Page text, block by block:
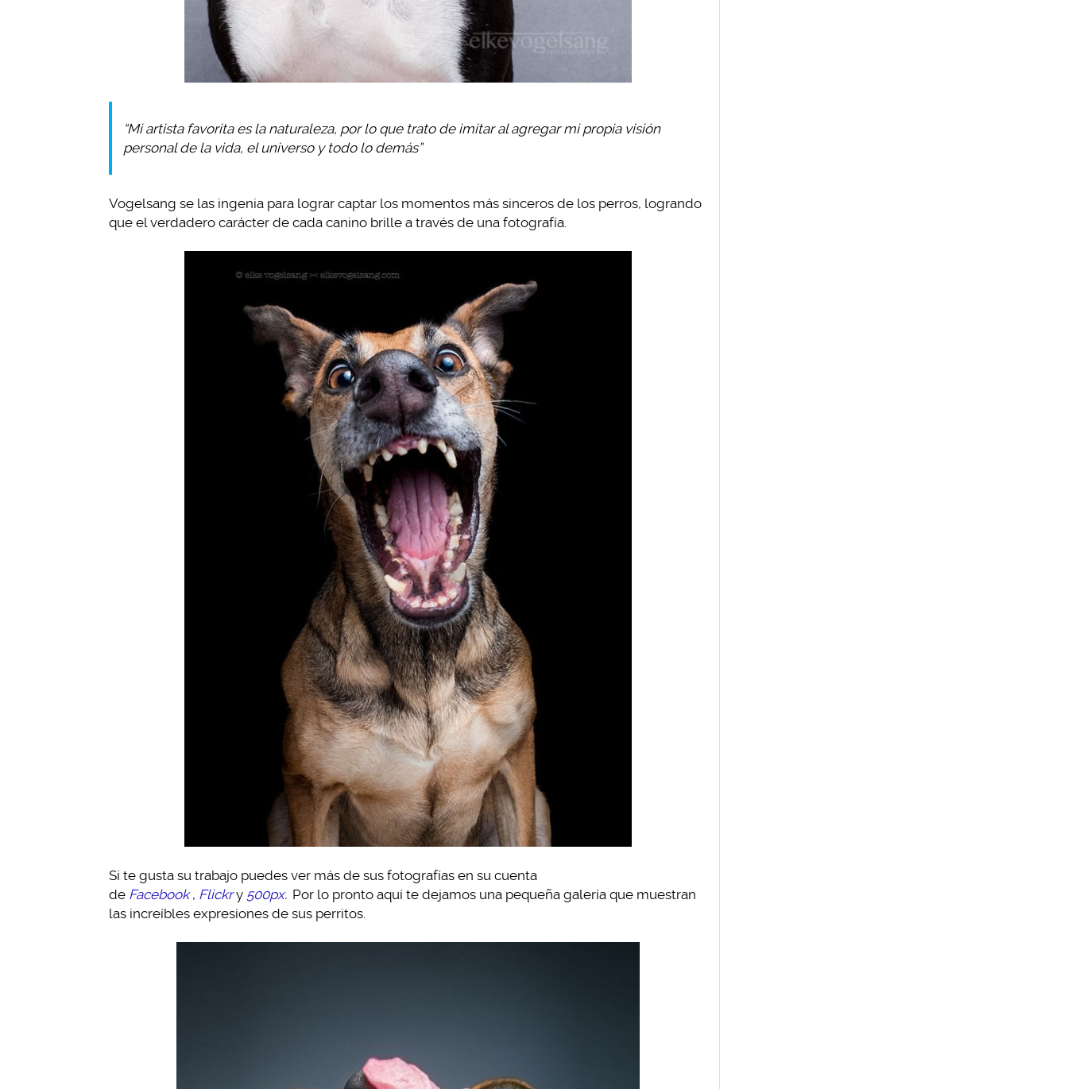
“Mi artista favorita es la naturaleza, por lo que trato de imitar al agregar mi propia visión
personal de la vida, el universo y todo lo demás”
Vogelsang se las ingenia para lograr captar los momentos más sinceros de los perros, logrando
que el verdadero carácter de cada canino brille a través de una fotografía.
Si te gusta su trabajo puedes ver más de sus fotografías en su cuenta
de Facebook , Flickry 500px. Por lo pronto aquí te dejamos una pequeña galería que muestran
las increíbles expresiones de sus perritos.